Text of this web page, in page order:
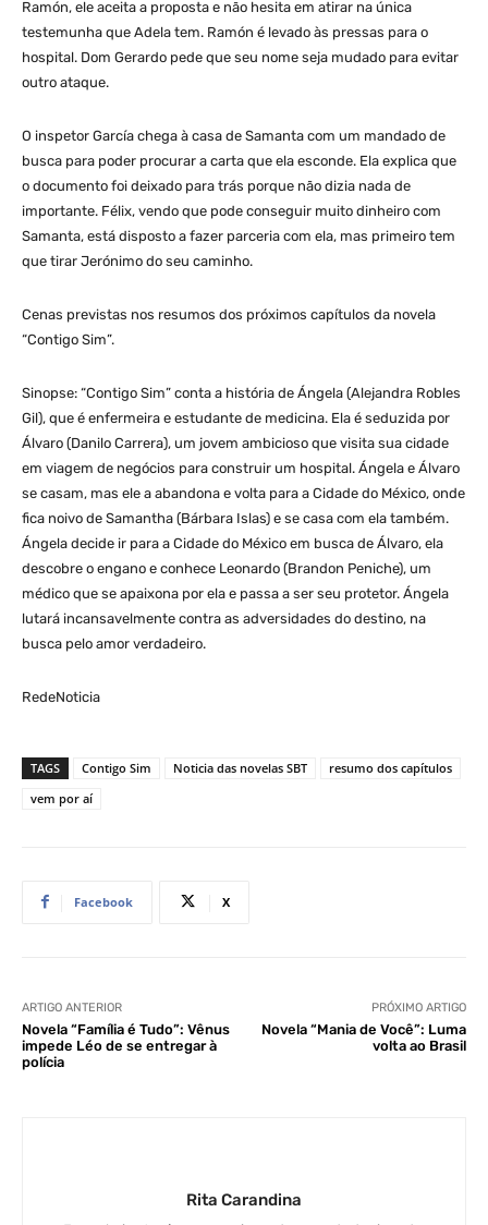
Ramón, ele aceita a proposta e não hesita em atirar na única
testemunha que Adela tem. Ramón é levado às pressas para o
hospital. Dom Gerardo pede que seu nome seja mudado para evitar
outro ataque.
O inspetor García chega à casa de Samanta com um mandado de
busca para poder procurar a carta que ela esconde. Ela explica que
o documento foi deixado para trás porque não dizia nada de
importante. Félix, vendo que pode conseguir muito dinheiro com
Samanta, está disposto a fazer parceria com ela, mas primeiro tem
que tirar Jerónimo do seu caminho.
Cenas previstas nos resumos dos próximos capítulos da novela
“Contigo Sim”.
Sinopse: “Contigo Sim” conta a história de Ángela (Alejandra Robles
Gil), que é enfermeira e estudante de medicina. Ela é seduzida por
Álvaro (Danilo Carrera), um jovem ambicioso que visita sua cidade
em viagem de negócios para construir um hospital. Ángela e Álvaro
se casam, mas ele a abandona e volta para a Cidade do México, onde
fica noivo de Samantha (Bárbara Islas) e se casa com ela também.
Ángela decide ir para a Cidade do México em busca de Álvaro, ela
descobre o engano e conhece Leonardo (Brandon Peniche), um
médico que se apaixona por ela e passa a ser seu protetor. Ángela
lutará incansavelmente contra as adversidades do destino, na
busca pelo amor verdadeiro.
RedeNoticia
TAGS Contigo Sim Noticia das novelas SBT
resumo dos capítulos
vem por aí
Facebook X
ARTIGO ANTERIOR
Novela “Família é Tudo”: Vênus
impede Léo de se entregar à
polícia
PRÓXIMO ARTIGO
Novela “Mania de Você”: Luma
volta ao Brasil
Rita Carandina